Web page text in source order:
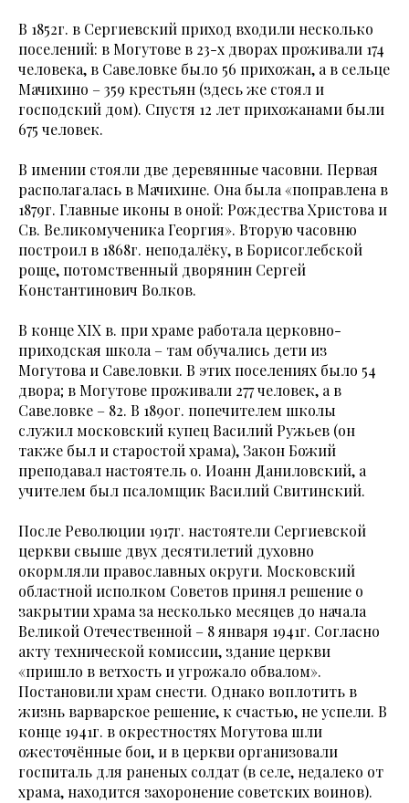
В 1852г. в Сергиевский приход входили несколько
поселений: в Могутове в 23-х дворах проживали 174
человека, в Савеловке было 56 прихожан, а в сельце
Мачихино – 359 крестьян (здесь же стоял и
господский дом). Спустя 12 лет прихожанами были
675 человек.
В имении стояли две деревянные часовни. Первая
располагалась в Мачихине. Она была «поправлена в
1879г. Главные иконы в оной: Рождества Христова и
Св. Великомученика Георгия». Вторую часовню
построил в 1868г. неподалёку, в Борисоглебской
роще, потомственный дворянин Сергей
Константинович Волков.
В конце XIX в. при храме работала церковно-
приходская школа – там обучались дети из
Могутова и Савеловки. В этих поселениях было 54
двора; в Могутове проживали 277 человек, а в
Савеловке – 82. В 1890г. попечителем школы
служил московский купец Василий Ружьев (он
также был и старостой храма), Закон Божий
преподавал настоятель о. Иоанн Даниловский, а
учителем был псаломщик Василий Свитинский.
После Революции 1917г. настоятели Сергиевской
церкви свыше двух десятилетий духовно
окормляли православных округи. Московский
областной исполком Советов принял решение о
закрытии храма за несколько месяцев до начала
Великой Отечественной – 8 января 1941г. Согласно
акту технической комиссии, здание церкви
«пришло в ветхость и угрожало обвалом».
Постановили храм снести. Однако воплотить в
жизнь варварское решение, к счастью, не успели. В
конце 1941г. в окрестностях Могутова шли
ожесточённые бои, и в церкви организовали
госпиталь для раненых солдат (в селе, недалеко от
храма, находится захоронение советских воинов).